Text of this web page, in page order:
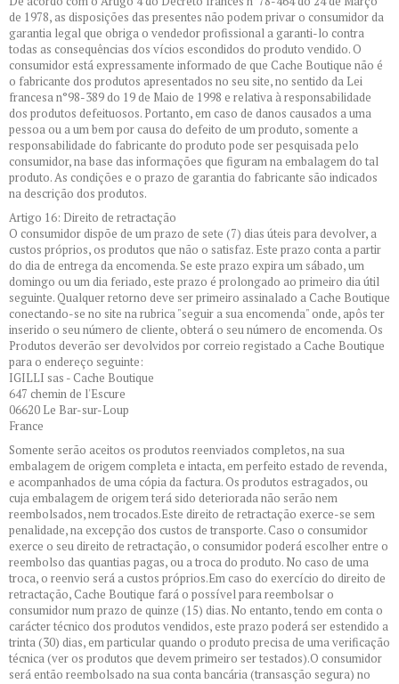
de 1978, as disposições das presentes não podem privar o consumidor da
garantia legal que obriga o vendedor profissional a garanti-lo contra
todas as consequências dos vícios escondidos do produto vendido. O
consumidor está expressamente informado de que Cache Boutique não é
o fabricante dos produtos apresentados no seu site, no sentido da Lei
francesa n°98-389 do 19 de Maio de 1998 e relativa à responsabilidade
dos produtos defeituosos. Portanto, em caso de danos causados a uma
pessoa ou a um bem por causa do defeito de um produto, somente a
responsabilidade do fabricante do produto pode ser pesquisada pelo
consumidor, na base das informações que figuram na embalagem do tal
produto. As condições e o prazo de garantia do fabricante são indicados
na descrição dos produtos.
Artigo 16: Direito de retractação
O consumidor dispõe de um prazo de sete (7) dias úteis para devolver, a
custos próprios, os produtos que não o satisfaz. Este prazo conta a partir
do dia de entrega da encomenda. Se este prazo expira um sábado, um
domingo ou um dia feriado, este prazo é prolongado ao primeiro dia útil
seguinte. Qualquer retorno deve ser primeiro assinalado a Cache Boutique
conectando-se no site na rubrica "seguir a sua encomenda" onde, apôs ter
inserido o seu número de cliente, obterá o seu número de encomenda. Os
Produtos deverão ser devolvidos por correio registado a Cache Boutique
para o endereço seguinte:
IGILLI sas - Cache Boutique
647 chemin de l'Escure
06620 Le Bar-sur-Loup
France
Somente serão aceitos os produtos reenviados completos, na sua
embalagem de origem completa e intacta, em perfeito estado de revenda,
e acompanhados de uma cópia da factura. Os produtos estragados, ou
cuja embalagem de origem terá sido deteriorada não serão nem
reembolsados, nem trocados.Este direito de retractação exerce-se sem
penalidade, na excepção dos custos de transporte. Caso o consumidor
exerce o seu direito de retractação, o consumidor poderá escolher entre o
reembolso das quantias pagas, ou a troca do produto. No caso de uma
troca, o reenvio será a custos próprios.Em caso do exercício do direito de
retractação, Cache Boutique fará o possível para reembolsar o
consumidor num prazo de quinze (15) dias. No entanto, tendo em conta o
carácter técnico dos produtos vendidos, este prazo poderá ser estendido a
trinta (30) dias, em particular quando o produto precisa de uma verificação
técnica (ver os produtos que devem primeiro ser testados).O consumidor
será então reembolsado na sua conta bancária (transasção segura) no